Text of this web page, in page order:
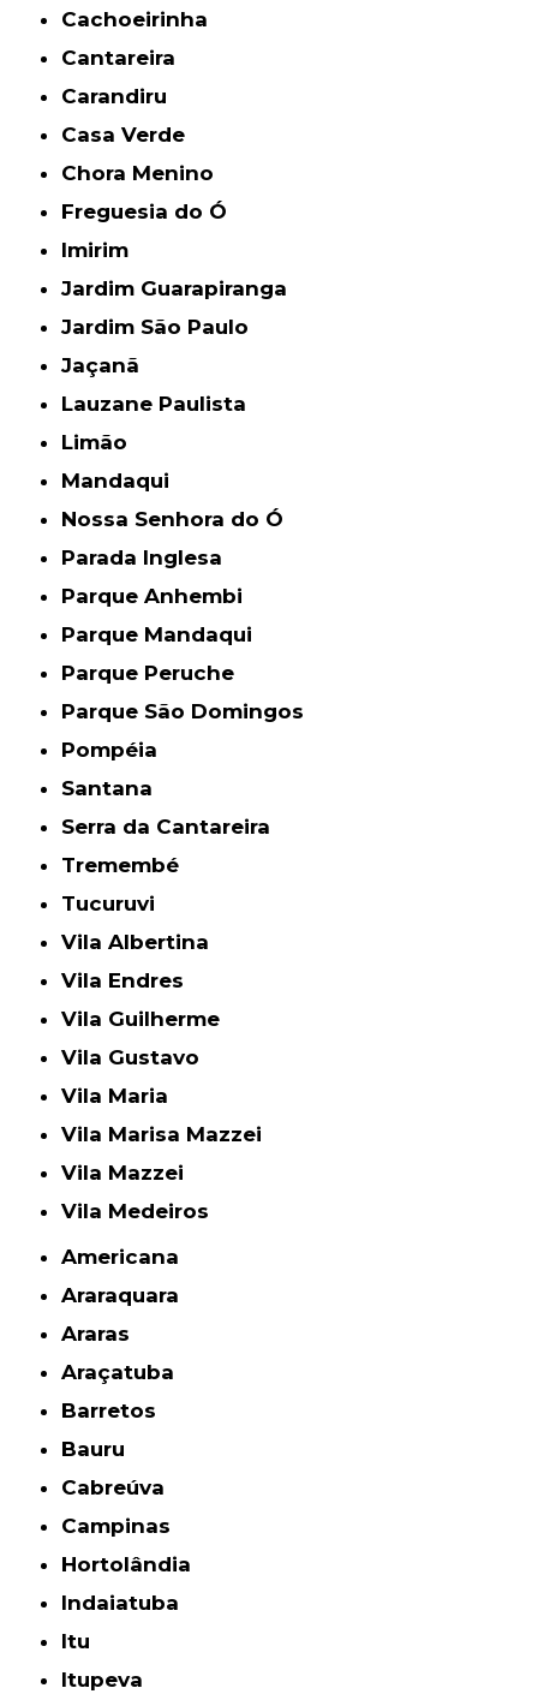
Cachoeirinha
Cantareira
Carandiru
Casa Verde
Chora Menino
Freguesia do Ó
Imirim
Jardim Guarapiranga
Jardim São Paulo
Jaçanã
Lauzane Paulista
Limão
Mandaqui
Nossa Senhora do Ó
Parada Inglesa
Parque Anhembi
Parque Mandaqui
Parque Peruche
Parque São Domingos
Pompéia
Santana
Serra da Cantareira
Tremembé
Tucuruvi
Vila Albertina
Vila Endres
Vila Guilherme
Vila Gustavo
Vila Maria
Vila Marisa Mazzei
Vila Mazzei
Vila Medeiros
Americana
Araraquara
Araras
Araçatuba
Barretos
Bauru
Cabreúva
Campinas
Hortolândia
Indaiatuba
Itu
Itupeva